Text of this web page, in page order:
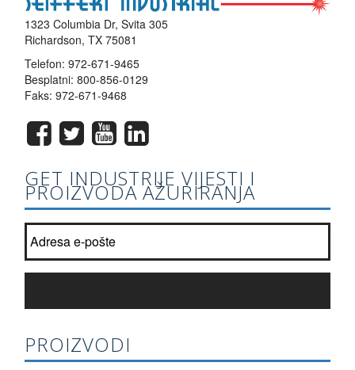
1323 Columbia Dr, Svita 305
Richardson, TX 75081
Telefon: 972-671-9465
Besplatni: 800-856-0129
Faks: 972-671-9468
GET INDUSTRIJE VIJESTI I
PROIZVODA AŽURIRANJA
Pridružiti našoj listi newsletter? *
PROIZVODI